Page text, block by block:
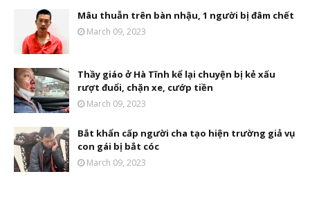
Mâu thuẫn trên bàn nhậu, 1 người bị đâm chết
March 09, 2023
Thầy giáo ở Hà Tĩnh kể lại chuyện bị kẻ xấu
rượt đuổi, chặn xe, cướp tiền
March 09, 2023
Bắt khẩn cấp người cha tạo hiện trường giả vụ
con gái bị bắt cóc
March 09, 2023